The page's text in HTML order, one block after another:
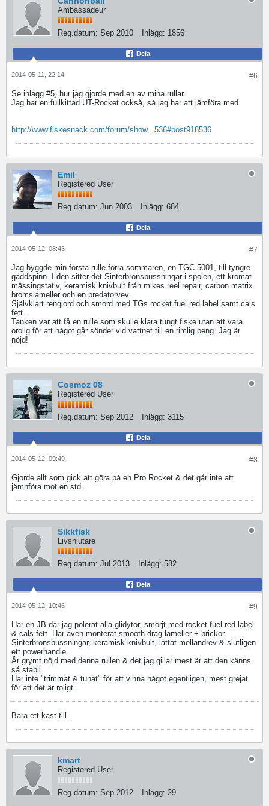
Ambassadeur
Reg.datum: Sep 2010 Inlägg: 1856
Dela
#6
2014-05-11, 22:14
Se inlägg #5, hur jag gjorde med en av mina rullar.
Jag har en fullkittad UT-Rocket också, så jag har att jämföra med.
http://www.fiskesnack.com/forum/show...536#post918536
Emil
Registered User
Reg.datum: Jun 2003 Inlägg: 684
Dela
#7
2014-05-12, 08:43
Jag byggde min första rulle förra sommaren, en TGC 5001, till tyngre
gäddspinn. I den sitter det Sinterbronsbussningar i spolen, ett kromat
mässingstativ, keramisk knivbult från mikes reel repair, carbon matrix
bromslameller och en predatorvev.
Självklart rengjord och smord med TGs rocket fuel red label samt cals
fett.
Tanken var att få en rulle som skulle klara tungt fiske utan att vara
orolig för att något går sönder vid vattnet till en rimlig peng. Jag är
nöjd!
Cosmoz 08
Registered User
Reg.datum: Sep 2012 Inlägg: 3115
Dela
#8
2014-05-12, 09:49
Gjorde allt som gick att göra på en Pro Rocket & det går inte att
jämnföra mot en std .
Sikkfisk
Livsnjutare
Reg.datum: Jul 2013 Inlägg: 582
Dela
#9
2014-05-12, 10:46
Har en JB där jag polerat alla glidytor, smörjt med rocket fuel red label
& cals fett. Har även monterat smooth drag lameller + brickor.
Sinterbronsbussningar, keramisk knivbult, lättat mellandrev & slutligen
ett powerhandle.
Är grymt nöjd med denna rullen & det jag gillar mest är att den känns
så stabil.
Har inte "trimmat & tunat" för att vinna något egentligen, mest grejat
för att det är roligt
Bara ett kast till..
kmart
Registered User
Reg.datum: Sep 2012 Inlägg: 29